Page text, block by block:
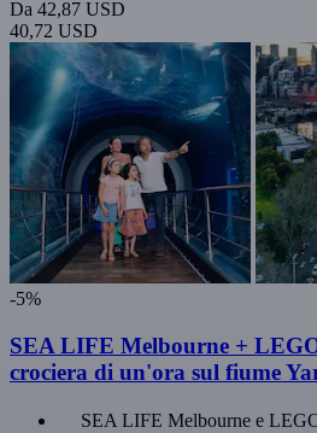
Da 42,87 USD
40,72 USD
-5%
SEA LIFE Melbourne +
crociera di un'ora sul fiume
SEA LIFE Melbourne e